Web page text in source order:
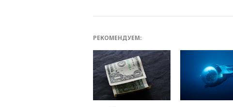
РЕКОМЕНДУЕМ: